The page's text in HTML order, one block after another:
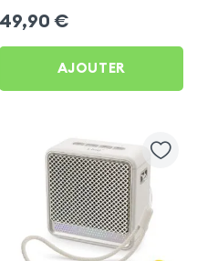
RGB Personnalisable
49,90 €
AJOUTER